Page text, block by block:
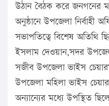
উঠান বৈঠক করে জনগনের
অনুষ্ঠানে উপজেলা নির্বাহী
সভাপতিত্বে বিশেষ অতিথি
ইসলাম দেওয়ান,সদর
সজীব উপজেলা ভাইস
উপজেলা মহিলা ভাইস
অন্যান্যের মধ্যে উপস্থিত